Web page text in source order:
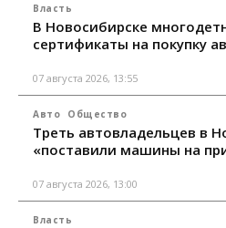
Власть
В Новосибирске
сертификаты на покупку
07 августа 2026, 13:55
Авто Общество
Треть автовладельцев в
«поставили машины на
07 августа 2026, 13:00
Власть